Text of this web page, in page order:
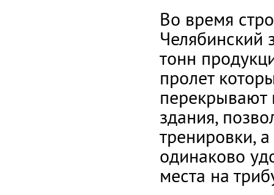
Во время
Челябинский
тонн
пролет
перекрывают
здания,
тренировки,
одинаково
места на